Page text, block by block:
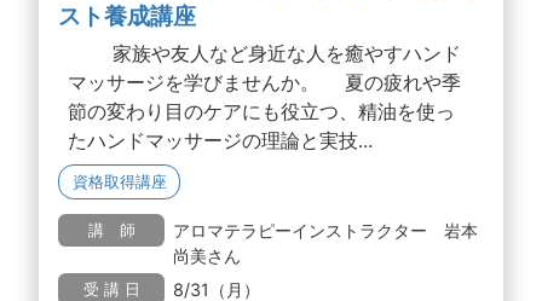
スト養成講座
家族や友人など身近な人を癒やすハンド
マッサージを学びませんか。 夏の疲れや季
節の変わり目のケアにも役立つ、精油を使っ
たハンドマッサージの理論と実技...
資格取得講座
講 師
アロマテラピーインストラクター 岩本
尚美さん
受 講 日 8/31（月）